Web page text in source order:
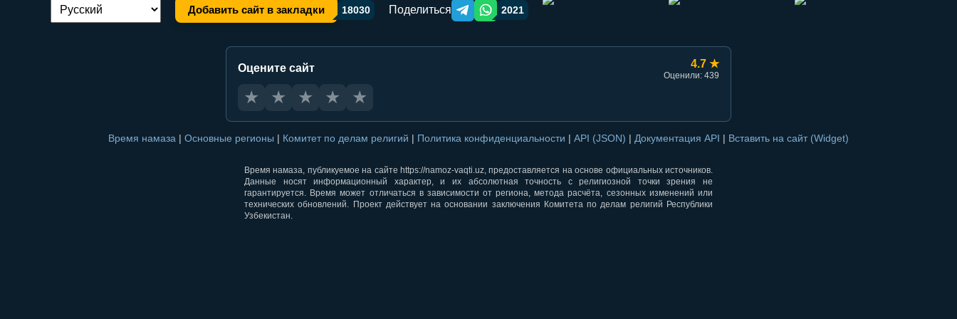
Переключение языка: Добавить сайт в закладки 18030 Поделиться Telegram orqali ulashish
WhatsApp orqali ulashish
2021
Оцените сайт 4.7 ★
Оценили: 439
★ ★ ★ ★ ★
Время намаза | Основные регионы | Комитет по делам религий | Политика конфиденциальности | API (JSON) | Документация API | Вставить на сайт (Widget)
Время намаза, публикуемое на сайте https://namoz-vaqti.uz, предоставляется на основе официальных источников.
Данные носят информационный характер, и их абсолютная точность с религиозной точки зрения не
гарантируется. Время может отличаться в зависимости от региона, метода расчёта, сезонных изменений или
технических обновлений. Проект действует на основании заключения Комитета по делам религий Республики
Узбекистан.